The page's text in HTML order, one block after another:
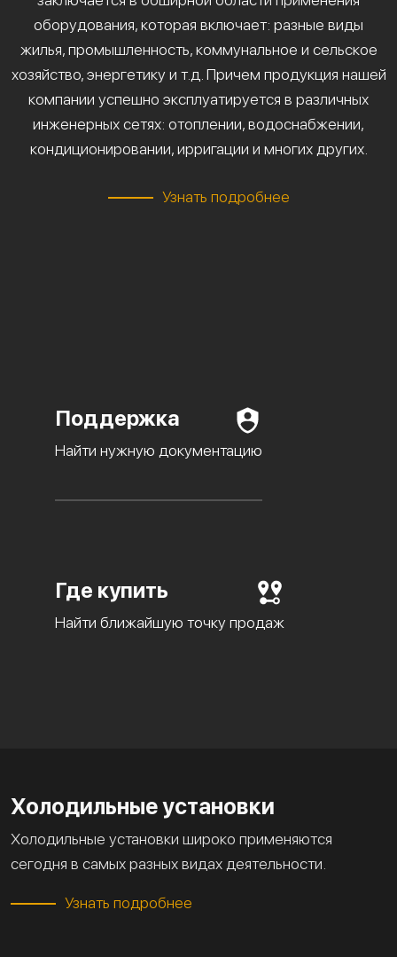
оборудования, которая включает: разные виды
жилья, промышленность, коммунальное и сельское
хозяйство, энергетику и т.д. Причем продукция нашей
компании успешно эксплуатируется в различных
инженерных сетях: отоплении, водоснабжении,
кондиционировании, ирригации и многих других.
Узнать подробнее
Поддержка
Найти нужную документацию
Где купить
Найти ближайшую точку продаж
Холодильные установки
Холодильные установки широко применяются
сегодня в самых разных видах деятельности.
Узнать подробнее